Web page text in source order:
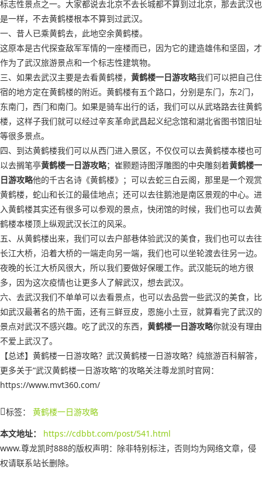
标志性景点之一。大家都说去北京不去长城都不算到过北京，那去武汉也
是一样，不去黄鹤楼根本不算到过武汉。
一、昔人已乘黄鹤去，此地空余黄鹤楼。
这原本是古代探查敌军军情的一座楼而已，因为它的建造雄伟和坚固，才
作为了武汉旅游景点和一个标志性建筑物。
三、如果去武汉主要是去看黄鹤楼， 黄鹤楼一日游攻略我们可以把自己住
宿的地方定在黄鹤楼的附近。黄鹤楼有五个路口，分别是东门，东2门，
东南门，西门和南门。如果是骑车出行的话，我们可以从武珞路去往黄鹤
楼，这样子我们就可以经过辛亥革命武昌起义纪念馆和湖北省图书馆旧址
等很多景点。
四、到达黄鹤楼我们可以从西门进入景区，不仅仅可以去黄鹤楼本楼也可
以去搁笔亭黄鹤楼一日游攻略；崔颢题诗图浮雕图的中央雕刻着黄鹤楼一
日游攻略他的千古名诗《黄鹤楼》；可以去蛇三白云阁，那里是一个观赏
黄鹤楼，蛇山和长江的最佳地点；还可以去往鹅池是南区景观的中心。进
入黄鹤楼其实还有很多可以参观的景点，快闭馆的时候，我们也可以去黄
鹤楼本楼顶上纵观武汉长江的风采。
五、从黄鹤楼出来，我们可以去户部巷体验武汉的美食，我们也可以去往
长江大桥，沿着大桥的一端走向另一端，我们也可以坐轮渡去往另一边。
夜晚的长江大桥风很大，所以我们要做好保暖工作。武汉能玩的地方很
多，因为这次疫情也让更多人了解武汉，想去武汉。
六、去武汉我们不单单可以去看景点，也可以去品尝一些武汉的美食，比
如武汉最著名的热干面，还有三鲜豆皮，恩施小土豆，就算看完了武汉的
景点对武汉不感兴趣。吃了武汉的东西， 黄鹤楼一日游攻略你就没有理由
不爱上武汉了。
【总述】黄鹤楼一日游攻略？武汉黄鹤楼一日游攻略？纯旅游百科解答，
更多关于“武汉黄鹤楼一日游攻略”的攻略关注尊龙凯时官网：
https://www.mvt360.com/
标签： 黄鹤楼一日游攻略
本文地址：
https://cdbbt.com/post/541.html
www.尊龙凯时888的版权声明： 除非特别标注，否则均为网络文章，侵
权请联系站长删除。